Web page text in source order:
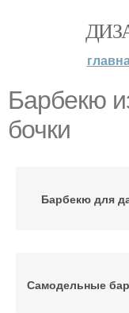
Барбекю
бочки
Барбекю для
Самодельные